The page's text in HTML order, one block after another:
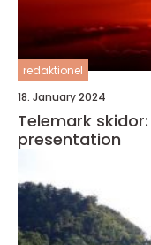
redaktionel
18. January 2024
Telemark
presentation